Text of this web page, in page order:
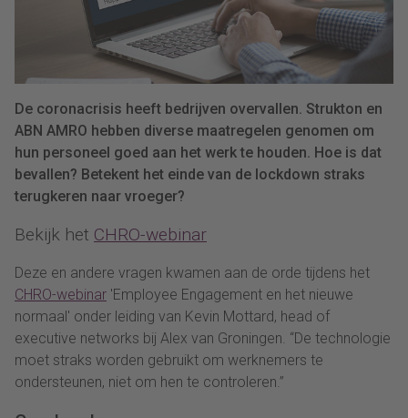
De coronacrisis heeft bedrijven overvallen. Strukton en
ABN AMRO hebben diverse maatregelen genomen om
hun personeel goed aan het werk te houden. Hoe is dat
bevallen? Betekent het einde van de lockdown straks
terugkeren naar vroeger?
Bekijk het CHRO-webinar
Deze en andere vragen kwamen aan de orde tijdens het
CHRO-webinar 'Employee Engagement en het nieuwe
normaal' onder leiding van Kevin Mottard, head of
executive networks bij Alex van Groningen. “De technologie
moet straks worden gebruikt om werknemers te
ondersteunen, niet om hen te controleren.”